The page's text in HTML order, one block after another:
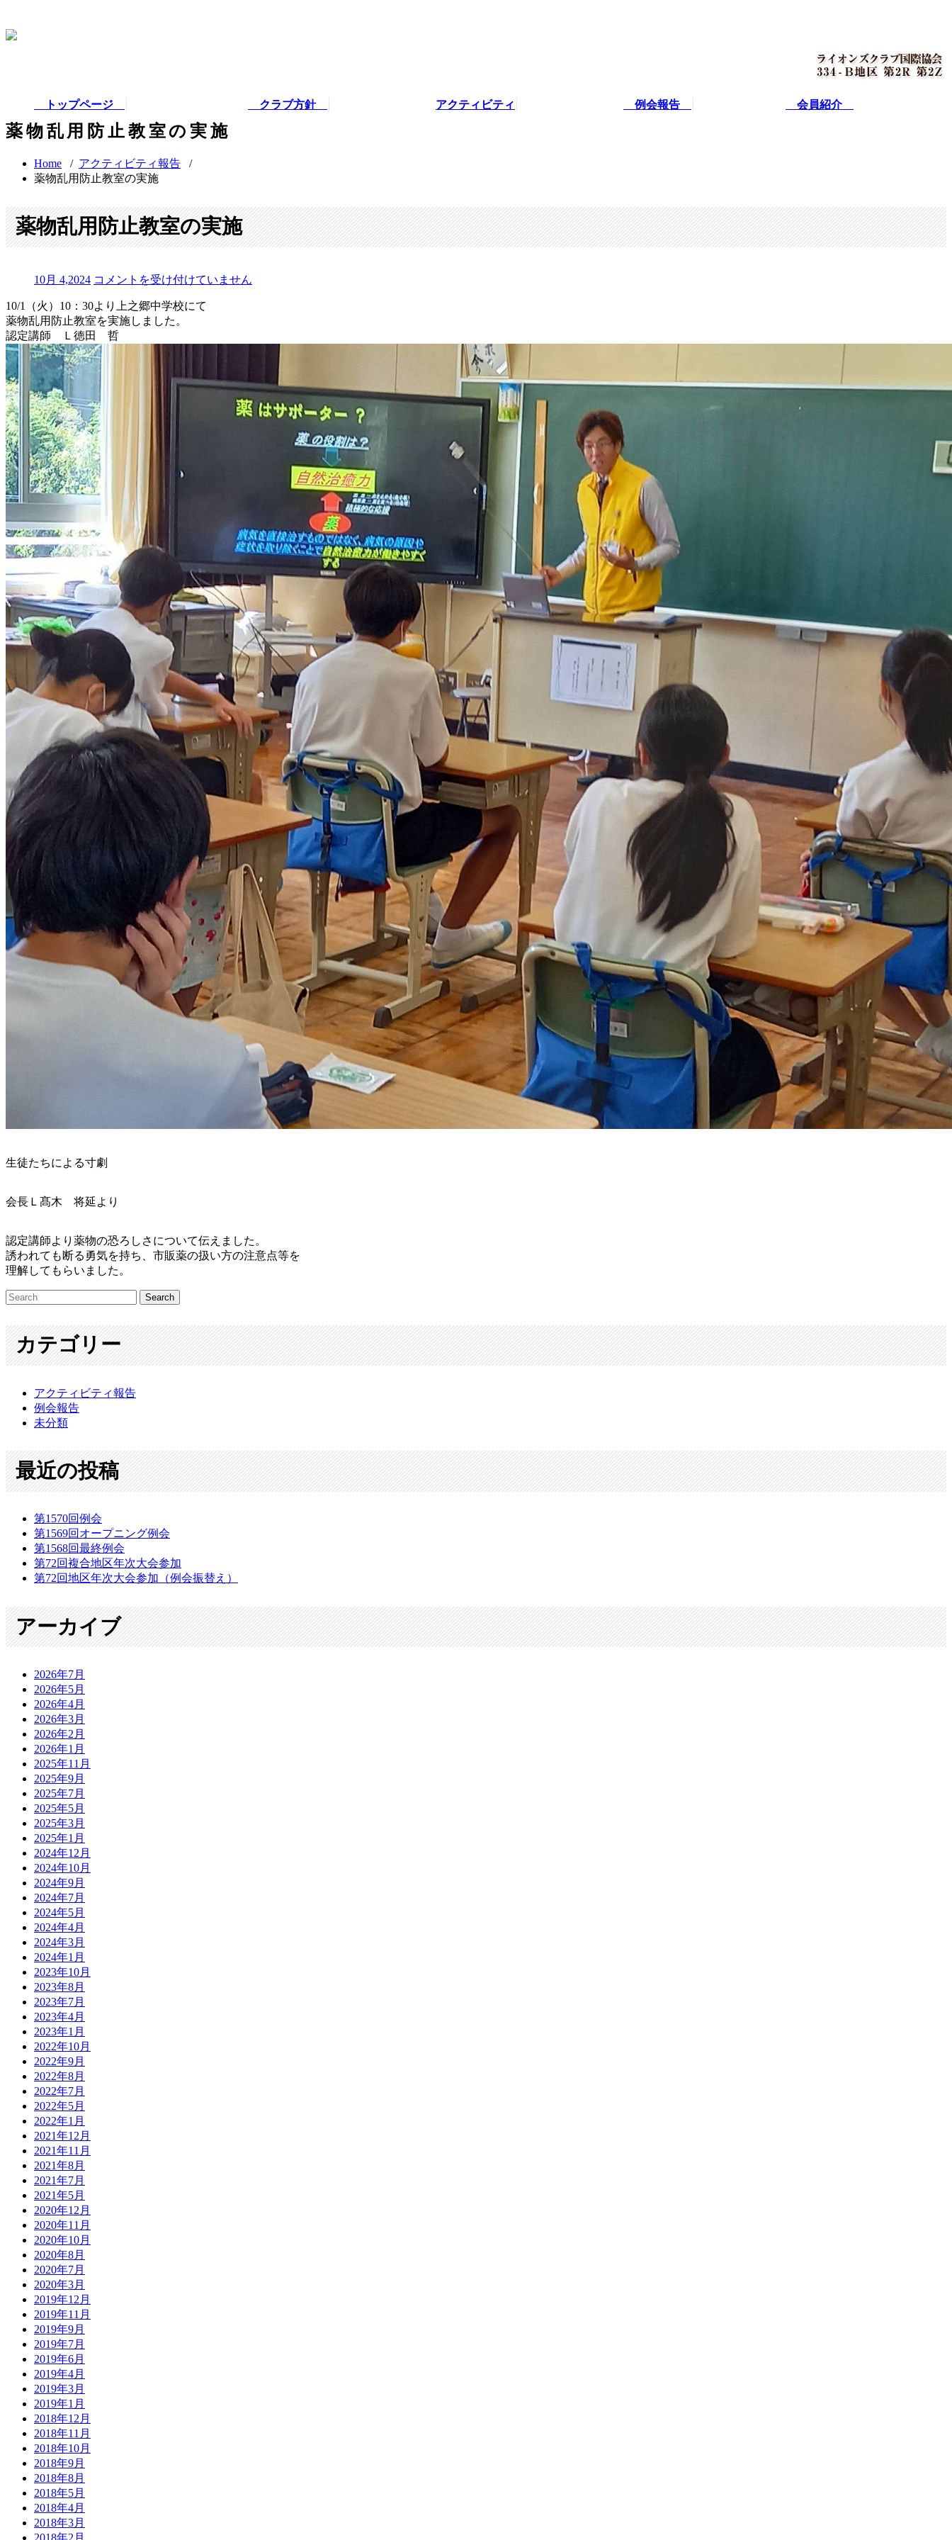
トップページ クラブ方針 アクティビティ 例会報告 会員紹介
薬物乱用防止教室の実施
Home / アクティビティ報告 /
薬物乱用防止教室の実施
薬物乱用防止教室の実施
10月 4,2024 薬
乱
用
防
止
教
室
の
実
施
は
コメントを受け付けていません
10/1（火）10：30より上之郷中学校にて
薬物乱用防止教室を実施しました。
認定講師 Ｌ徳田 哲
生徒たちによる寸劇
会長Ｌ髙木 将延より
認定講師より薬物の恐ろしさについて伝えました。
誘われても断る勇気を持ち、市販薬の扱い方の注意点等を
理解してもらいました。
カテゴリー
アクティビティ報告
例会報告
未分類
最近の投稿
第1570回例会
第1569回オープニング例会
第1568回最終例会
第72回複合地区年次大会参加
第72回地区年次大会参加（例会振替え）
アーカイブ
2026年7月
2026年5月
2026年4月
2026年3月
2026年2月
2026年1月
2025年11月
2025年9月
2025年7月
2025年5月
2025年3月
2025年1月
2024年12月
2024年10月
2024年9月
2024年7月
2024年5月
2024年4月
2024年3月
2024年1月
2023年10月
2023年8月
2023年7月
2023年4月
2023年1月
2022年10月
2022年9月
2022年8月
2022年7月
2022年5月
2022年1月
2021年12月
2021年11月
2021年8月
2021年7月
2021年5月
2020年12月
2020年11月
2020年10月
2020年8月
2020年7月
2020年3月
2019年12月
2019年11月
2019年9月
2019年7月
2019年6月
2019年4月
2019年3月
2019年1月
2018年12月
2018年11月
2018年10月
2018年9月
2018年8月
2018年5月
2018年4月
2018年3月